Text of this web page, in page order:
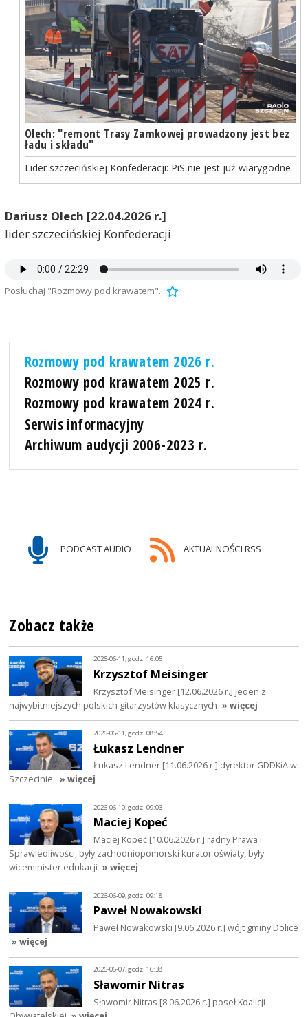
Olech: "remont Trasy Zamkowej prowadzony jest bez
ładu i składu"
Lider szczecińskiej Konfederacji: PiS nie jest już wiarygodne
Dariusz Olech [22.04.2026 r.]
lider szczecińskiej Konfederacji
Posłuchaj "Rozmowy pod krawatem".
Rozmowy pod krawatem 2026 r.
Rozmowy pod krawatem 2025 r.
Rozmowy pod krawatem 2024 r.
Serwis informacyjny
Archiwum audycji 2006-2023 r.
PODCAST AUDIO AKTUALNOŚCI RSS
Zobacz także
2026-06-11, godz. 16:05
Krzysztof Meisinger
Krzysztof Meisinger [12.06.2026 r.] jeden z
najwybitniejszych polskich gitarzystów klasycznych » więcej
2026-06-11, godz. 08:54
Łukasz Lendner
Łukasz Lendner [11.06.2026 r.] dyrektor GDDKiA w
Szczecinie. » więcej
2026-06-10, godz. 09:03
Maciej Kopeć
Maciej Kopeć [10.06.2026 r.] radny Prawa i
Sprawiedliwości, były zachodniopomorski kurator oświaty, były
wiceminister edukacji » więcej
2026-06-09, godz. 09:18
Paweł Nowakowski
Paweł Nowakowski [9.06.2026 r.] wójt gminy Dolice
» więcej
2026-06-07, godz. 16:38
Sławomir Nitras
Sławomir Nitras [8.06.2026 r.] poseł Koalicji